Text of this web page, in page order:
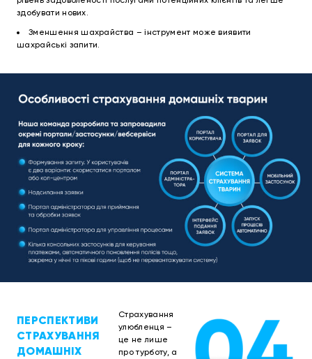
здобувати нових.
Зменшення шахрайства – інструмент може виявити
шахрайські запити.
ПЕРСПЕКТИВИ
СТРАХУВАННЯ
ДОМАШНІХ
Страхування
улюбленця –
це не лише
про турботу, а